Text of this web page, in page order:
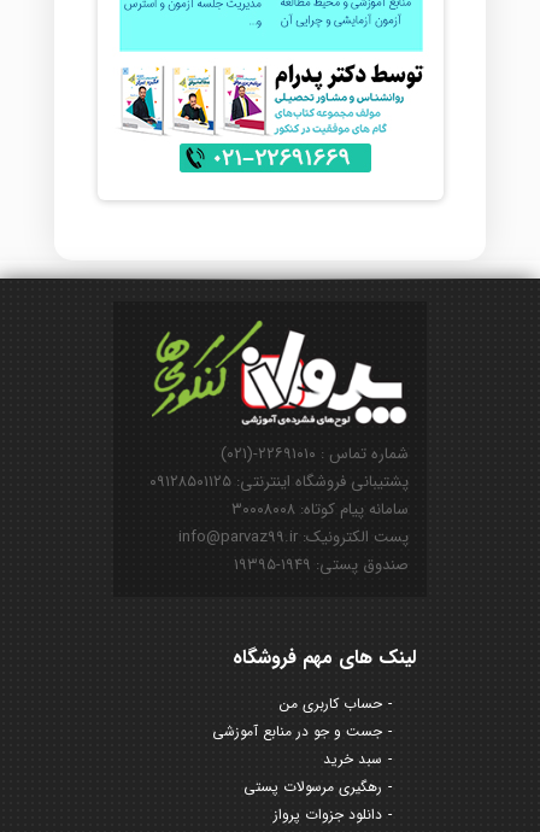
شماره تماس : ۲۲۶۹۱۰۱۰-(۰۲۱)
پشتیبانی فروشگاه اینترنتی: ۰۹۱۲۸۵۰۱۱۲۵
سامانه پیام کوتاه: ۳۰۰۰۸۰۰۸
پست الکترونیک: info@parvaz99.ir
صندوق پستی: ۱۹۴۹-۱۹۳۹۵
لینک های مهم فروشگاه
حساب کاربری من
جست و جو در منابع آموزشی
سبد خرید
رهگیری مرسولات پستی
دانلود جزوات پرواز